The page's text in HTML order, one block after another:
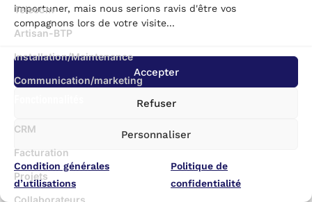
importuner, mais nous serions ravis d'être vos
compagnons lors de votre visite...
Accepter
Refuser
Personnaliser
Condition générales
d’utilisations
Politique de
confidentialité
Telecom
Artisan-BTP
Installation/Maintenance
Communication/marketing
CRM
Facturation
Projets